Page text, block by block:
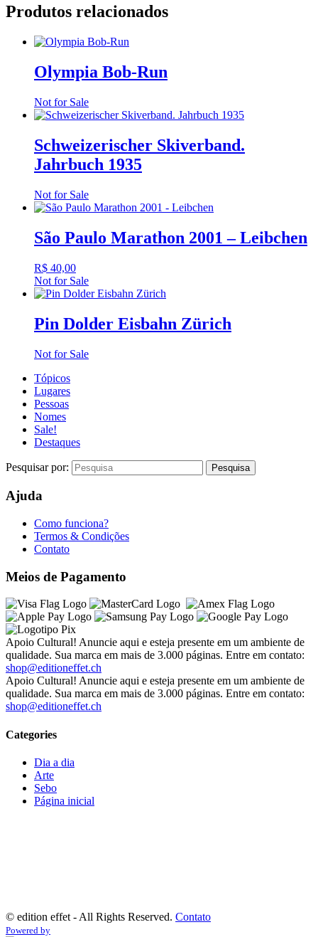
Produtos relacionados
Olympia Bob-Run
Not for Sale
Schweizerischer Skiverband.
Jahrbuch 1935
Not for Sale
São Paulo Marathon 2001 – Leibchen
R$ 40,00
Not for Sale
Pin Dolder Eisbahn Zürich
Not for Sale
Tópicos
Lugares
Pessoas
Nomes
Sale!
Destaques
Pesquisar por:
Ajuda
Como funciona?
Termos & Condições
Contato
Meios de Pagamento
Apoio Cultural! Anuncie aqui e esteja presente em um ambiente de
qualidade. Sua marca em mais de 3.000 páginas. Entre em contato:
shop@editioneffet.ch
Apoio Cultural! Anuncie aqui e esteja presente em um ambiente de
qualidade. Sua marca em mais de 3.000 páginas. Entre em contato:
shop@editioneffet.ch
Categories
Dia a dia
Arte
Sebo
Página inicial
© edition effet - All Rights Reserved. Contato
Powered by